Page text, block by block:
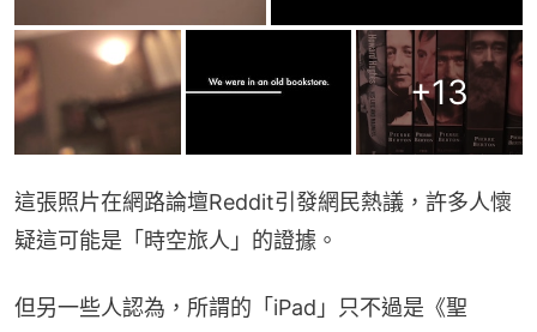
+13
這張照片在網路論壇Reddit引發網民熱議，許多人懷
疑這可能是「時空旅人」的證據。
但另一些人認為，所謂的「iPad」只不過是《聖